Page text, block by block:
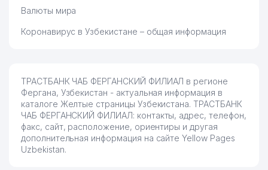
Валюты мира
Коронавирус в Узбекистане – общая информация
ТРАСТБАНК ЧАБ ФЕРГАНСКИЙ ФИЛИАЛ в регионе
Фергана, Узбекистан - актуальная информация в
каталоге Желтые страницы Узбекистана. ТРАСТБАНК
ЧАБ ФЕРГАНСКИЙ ФИЛИАЛ: контакты, адрес, телефон,
факс, сайт, расположение, ориентиры и другая
дополнительная информация на сайте Yellow Pages
Uzbekistan.